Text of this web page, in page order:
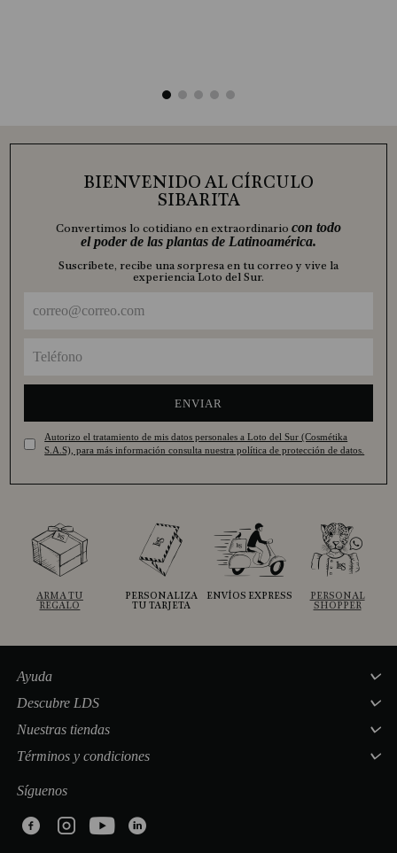
BIENVENIDO AL CÍRCULO
SIBARITA
Convertimos lo cotidiano en extraordinario con todo
el poder de las plantas de Latinoamérica.
Suscríbete, recibe una sorpresa en tu correo y vive la
experiencia Loto del Sur.
ENVIAR
Autorizo el tratamiento de mis datos personales a Loto del Sur (Cosmétika
S.A.S), para más información consulta nuestra política de protección de datos.
ARMA TU
REGALO
PERSONALIZA
TU TARJETA
ENVÍOS EXPRESS
PERSONAL
SHOPPER
Ayuda
Descubre LDS
Nuestras tiendas
Términos y condiciones
Síguenos